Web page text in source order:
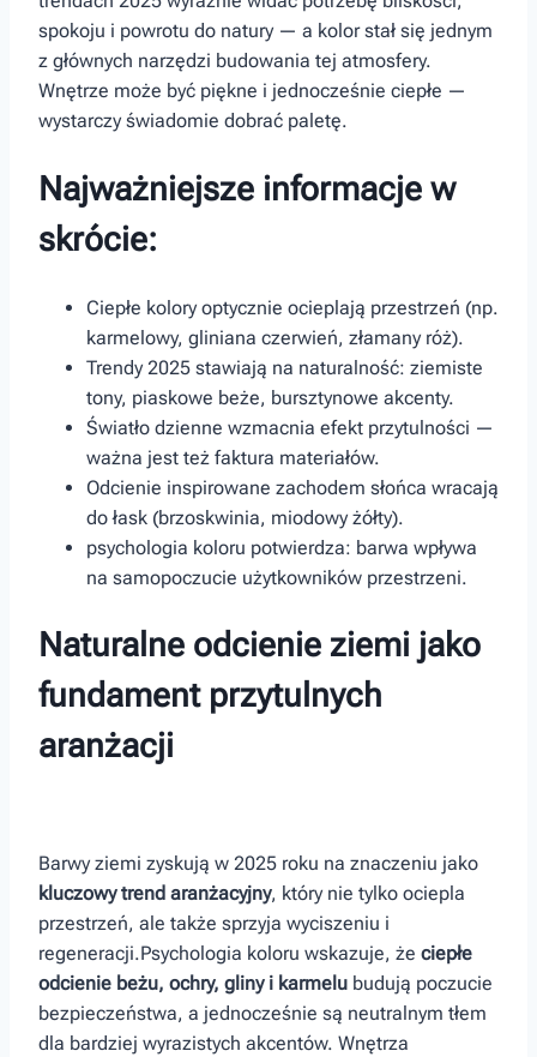
spokoju i powrotu do natury — a kolor stał się jednym
z głównych narzędzi budowania tej atmosfery.
Wnętrze może być piękne i jednocześnie ⁤ciepłe —
wystarczy świadomie dobrać paletę.
Najważniejsze informacje w
skrócie:
Ciepłe⁢ kolory optycznie ocieplają przestrzeń (np.
karmelowy, gliniana czerwień, złamany róż).
Trendy 2025 stawiają na naturalność: ziemiste
tony, piaskowe beże, bursztynowe akcenty.
Światło dzienne wzmacnia efekt przytulności —
ważna jest też faktura materiałów.
Odcienie inspirowane zachodem słońca wracają
do łask (brzoskwinia, miodowy żółty).
psychologia koloru potwierdza: barwa wpływa⁣
na samopoczucie użytkowników przestrzeni.
Naturalne odcienie ziemi jako
fundament ⁤przytulnych
aranżacji
Barwy ziemi zyskują w 2025 roku na znaczeniu jako
kluczowy trend aranżacyjny, który nie tylko ociepla
przestrzeń, ale także sprzyja wyciszeniu i
regeneracji.Psychologia koloru wskazuje, że ciepłe
odcienie beżu, ochry, gliny i karmelu budują⁣ poczucie
bezpieczeństwa, a ⁤jednocześnie są neutralnym tłem
dla bardziej wyrazistych akcentów. Wnętrza